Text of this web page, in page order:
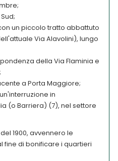
un piccolo tratto abbattuto
Via Alavolini), lungo
della Via Flaminia e
a Porta Maggiore;
in
(o Barriera) (7), nel settore
1900, avvennero le
fine di bonificare i quartieri